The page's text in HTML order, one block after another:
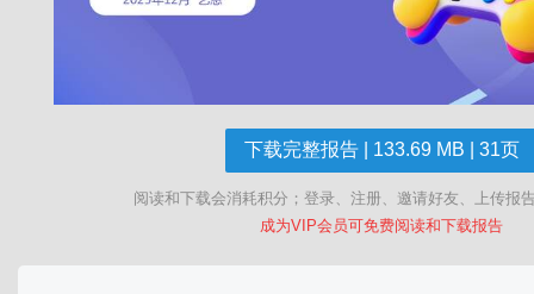
下载完整报告 | 133.69 MB | 31页
阅读和下载会消耗积分；登录、注册、邀请好友、上传报
成为VIP会员可免费阅读和下载报告